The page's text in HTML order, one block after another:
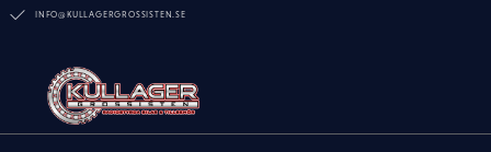
INFO@KULLAGERGROSSISTEN.SE